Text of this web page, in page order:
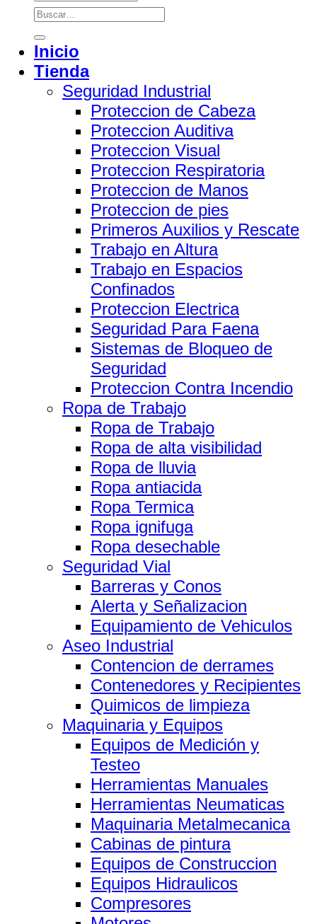
Buscar
por:
Inicio
Tienda
Seguridad Industrial
Proteccion de Cabeza
Proteccion Auditiva
Proteccion Visual
Proteccion Respiratoria
Proteccion de Manos
Proteccion de pies
Primeros Auxilios y Rescate
Trabajo en Altura
Trabajo en Espacios
Confinados
Proteccion Electrica
Seguridad Para Faena
Sistemas de Bloqueo de
Seguridad
Proteccion Contra Incendio
Ropa de Trabajo
Ropa de Trabajo
Ropa de alta visibilidad
Ropa de lluvia
Ropa antiacida
Ropa Termica
Ropa ignifuga
Ropa desechable
Seguridad Vial
Barreras y Conos
Alerta y Señalizacion
Equipamiento de Vehiculos
Aseo Industrial
Contencion de derrames
Contenedores y Recipientes
Quimicos de limpieza
Maquinaria y Equipos
Equipos de Medición y
Testeo
Herramientas Manuales
Herramientas Neumaticas
Maquinaria Metalmecanica
Cabinas de pintura
Equipos de Construccion
Equipos Hidraulicos
Compresores